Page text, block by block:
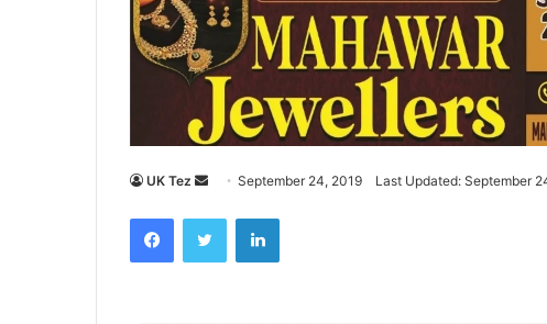
UK Tez
n
d
September 24, 2019 Last Updated: September